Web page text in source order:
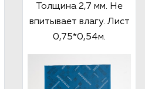
Толщина 2,7 мм. Не
впитывает влагу. Лист
0,75*0,54м.